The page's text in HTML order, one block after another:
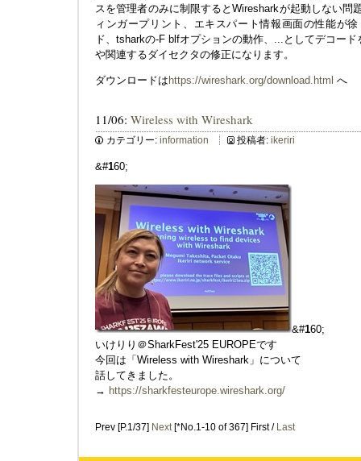
スを管理者のみに制限するとWiresharkが起動しない問
ィンガープリント、エキスパート情報画面の性能が
ド、tsharkの-F blfオプションの動作、...としてデコー
や関連するダイセクタの修正になります。
ダウンロードは https://wireshark.org/download.html へ
11/06: Wireless with Wireshark
カテゴリー: information 投稿者: ikeriri
&#160;
&#160;
いけりり＠SharkFest'25 EUROPEです
今回は「Wireless with Wireshark」について
話してきました。
→ https://sharkfesteurope.wireshark.org/
Prev [P.1/37] Next[*No.1-10 of 367] First / Last